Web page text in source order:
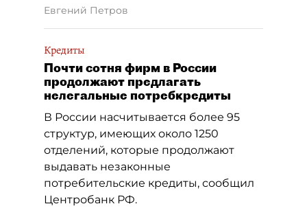
Евгений Петров
Кредиты
Почти сотня фирм в России
продолжают предлагать
нелегальные потребкредиты
В России насчитывается более 95
структур, имеющих около 1250
отделений, которые продолжают
выдавать незаконные
потребительские кредиты, сообщил
Центробанк РФ.